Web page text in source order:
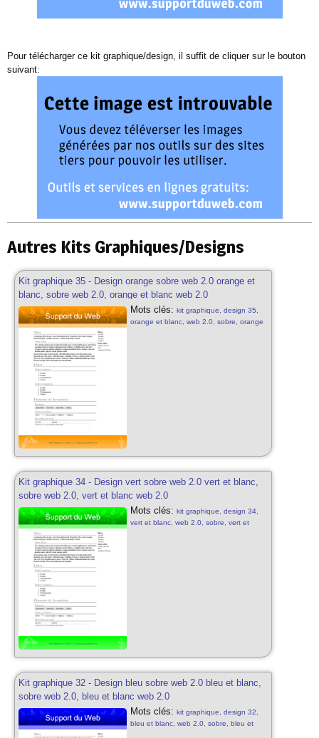
Pour télécharger ce kit graphique/design, il suffit de cliquer sur le bouton
suivant:
Autres Kits Graphiques/Designs
Kit graphique 35 - Design orange sobre web 2.0 orange et
blanc, sobre web 2.0, orange et blanc web 2.0
Mots clés:kit graphique, design 35,
orange et blanc, web 2.0, sobre, orange
Kit graphique 34 - Design vert sobre web 2.0 vert et blanc,
sobre web 2.0, vert et blanc web 2.0
Mots clés:kit graphique, design 34,
vert et blanc, web 2.0, sobre, vert et
Kit graphique 32 - Design bleu sobre web 2.0 bleu et blanc,
sobre web 2.0, bleu et blanc web 2.0
Mots clés:kit graphique, design 32,
bleu et blanc, web 2.0, sobre, bleu et